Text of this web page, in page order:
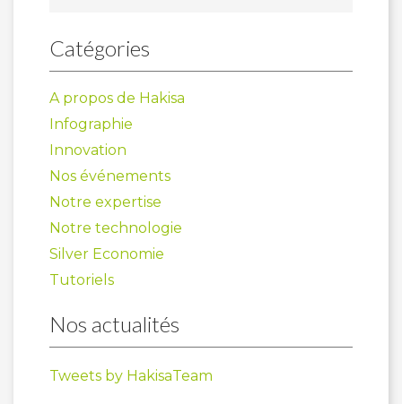
Catégories
A propos de Hakisa
Infographie
Innovation
Nos événements
Notre expertise
Notre technologie
Silver Economie
Tutoriels
Nos actualités
Tweets by HakisaTeam